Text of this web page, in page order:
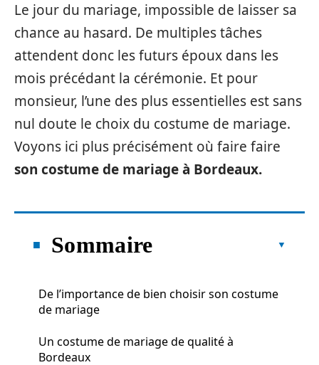
Le jour du mariage, impossible de laisser sa
chance au hasard. De multiples tâches
attendent donc les futurs époux dans les
mois précédant la cérémonie. Et pour
monsieur, l’une des plus essentielles est sans
nul doute le choix du costume de mariage.
Voyons ici plus précisément où faire faire
son costume de mariage à Bordeaux.
Sommaire
De l’importance de bien choisir son costume
de mariage
Un costume de mariage de qualité à
Bordeaux